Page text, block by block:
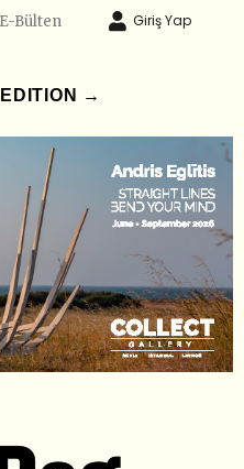
E-Bülten Giriş Yap
→